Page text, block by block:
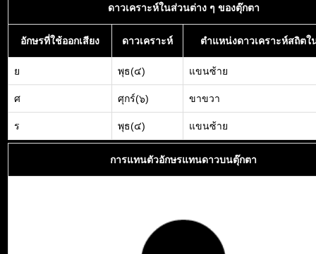
ดาวเคราะห์ในส่วนต่าง ๆ ของตุ๊กตา
อักษรที่ใช้ออกเสียง ดาวเคราะห์ ตำแหน่งดาวเคราะห์สถิตใ
ย พุธ(๔) แขนซ้าย
ศ ศุกร์(๖) ขาขวา
ร พุธ(๔) แขนซ้าย
การแทนตัวอักษรแทนดาวบนตุ๊กตา